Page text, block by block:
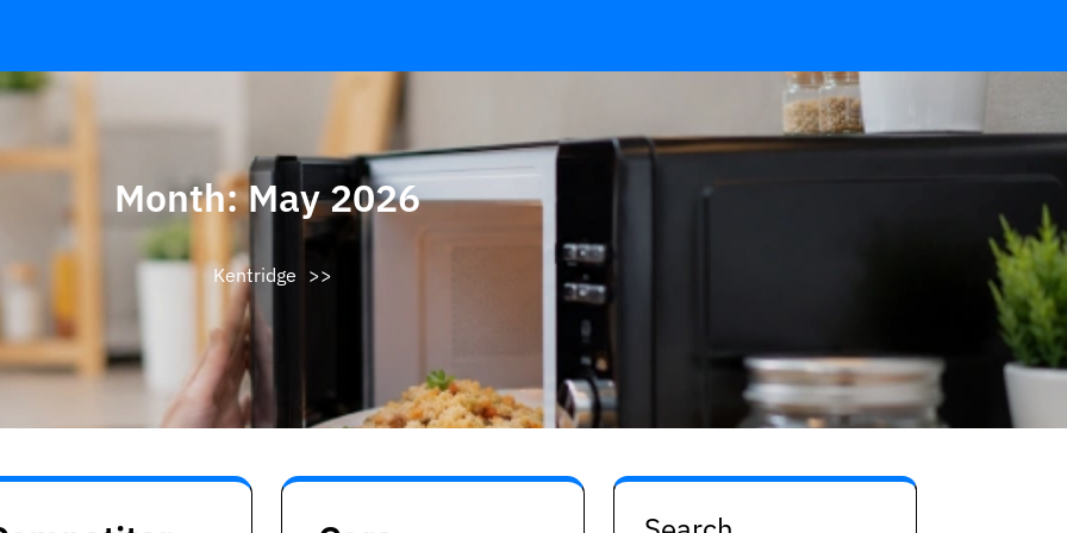
Month:May 2026
Kentridge >>